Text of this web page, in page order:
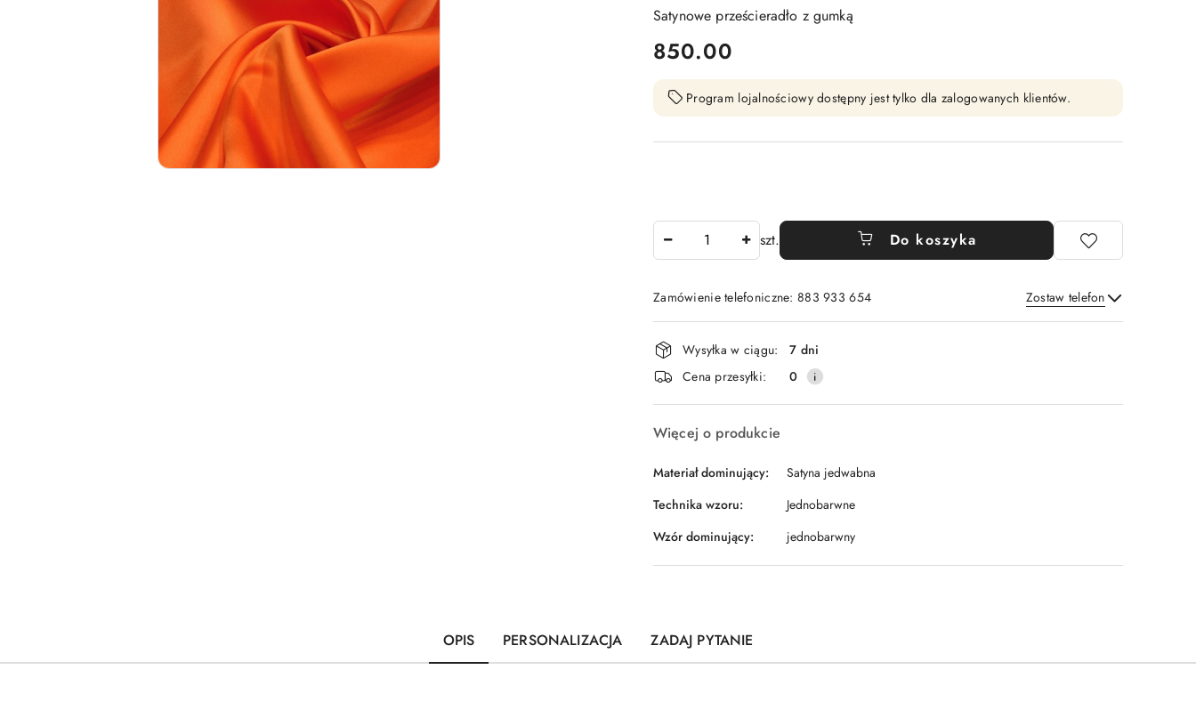
Satynowe prześcieradło z gumką
cena:
850.00
Program lojalnościowy dostępny jest tylko dla zalogowanych klientów.
szt. Do koszyka
Zamówienie telefoniczne: 883 933 654 Zostaw telefon
Wyślij
Dostępność
i
dostawa
Wysyłka w ciągu:
7 dni
Cena przesyłki:
0
Więcej o produkcie
Materiał dominujący:
Satyna jedwabna
Technika wzoru:
Jednobarwne
Wzór dominujący:
jednobarwny
OPIS PERSONALIZACJA ZADAJ PYTANIE